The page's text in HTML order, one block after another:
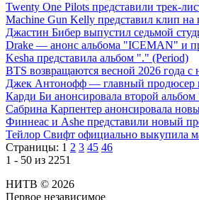
Twenty One Pilots представили трек-
Machine Gun Kelly представил клип
Джастин Бибер выпустил седьмой
Drake — анонс альбома "ICEMAN" и
Kesha представила альбом "." (Period)
BTS возвращаются весной 2026 года
Джек Антонофф — главный продюсер
Карди Би анонсировала второй
Сабрина Карпентер анонсировала
Финнеас и Ashe представили новый
Тейлор Свифт официально выкупила
Страницы: 1 2 3 45 46
1 - 50 из 2251
НИТВ © 2026
Первое независимое